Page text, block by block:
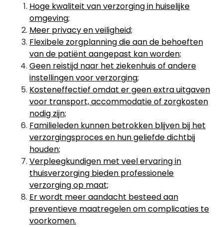
Hoge kwaliteit van verzorging in huiselijke
omgeving;
Meer privacy en veiligheid;
Flexibele zorgplanning die aan de behoeften
van de patiënt aangepast kan worden;
Geen reistijd naar het ziekenhuis of andere
instellingen voor verzorging;
Kosteneffectief omdat er geen extra uitgaven
voor transport, accommodatie of zorgkosten
nodig zijn;
Familieleden kunnen betrokken blijven bij het
verzorgingsproces en hun geliefde dichtbij
houden;
Verpleegkundigen met veel ervaring in
thuisverzorging bieden professionele
verzorging op maat;
Er wordt meer aandacht besteed aan
preventieve maatregelen om complicaties te
voorkomen.